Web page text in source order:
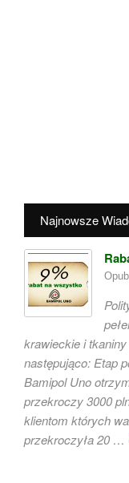
Najnowsze
krawieckie i
następująco: Etap
Bamipol Uno
przekroczy 3000
klientom których
przekroczyła 20 …